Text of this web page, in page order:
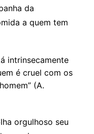
da
a quem tem
intrinsecamente
é cruel com os
(A.
orgulhoso seu